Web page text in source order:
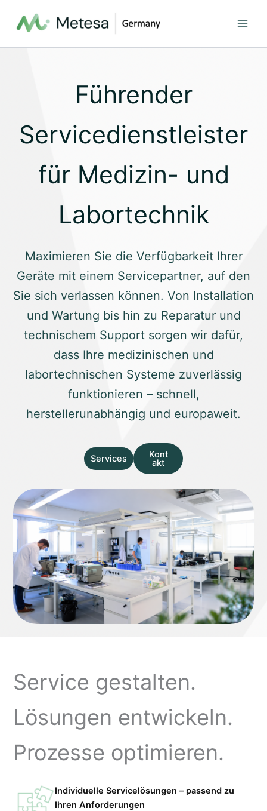
Inhalt
springen
Führender
Servicedienstleister
für Medizin- und
Labortechnik
Maximieren Sie die Verfügbarkeit Ihrer
Geräte mit einem Servicepartner, auf den
Sie sich verlassen können. Von Installation
und Wartung bis hin zu Reparatur und
technischem Support sorgen wir dafür,
dass Ihre medizinischen und
labortechnischen Systeme zuverlässig
funktionieren – schnell,
herstellerunabhängig und europaweit.
Services Kont
akt
Service gestalten.
Lösungen entwickeln.
Prozesse optimieren.
Individuelle Servicelösungen – passend zu
Ihren Anforderungen